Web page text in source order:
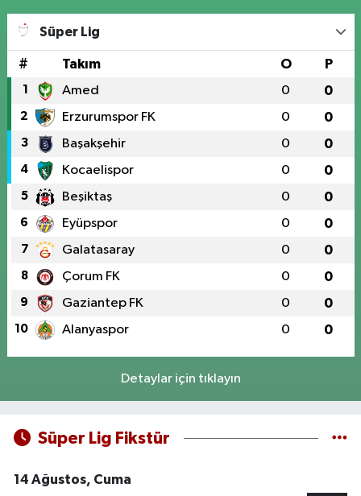
Süper Lig
# Takım O P
1 Amed 0 0
2 Erzurumspor FK 0 0
3 Başakşehir 0 0
4 Kocaelispor 0 0
5 Beşiktaş 0 0
6 Eyüpspor 0 0
7 Galatasaray 0 0
8 Çorum FK 0 0
9 Gaziantep FK 0 0
10 Alanyaspor 0 0
Detaylar için tıklayın
Süper Lig Fikstür
14 Ağustos, Cuma